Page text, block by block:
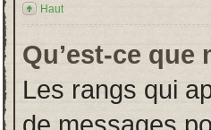
Haut
Qu’est-ce
Les rangs qui